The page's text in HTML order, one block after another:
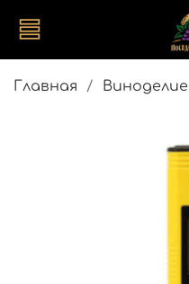
Главная Виноделие